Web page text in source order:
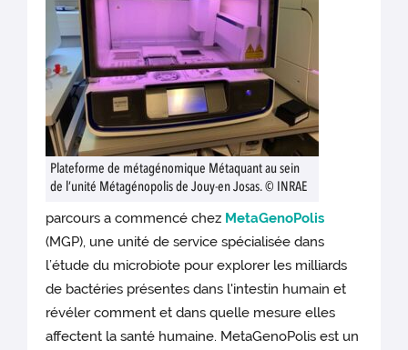
Plateforme de métagénomique Métaquant au sein
de l’unité Métagénopolis de Jouy-en Josas. © INRAE
parcours a commencé chez MetaGenoPolis
(MGP), une unité de service spécialisée dans
l’étude du microbiote pour explorer les milliards
de bactéries présentes dans l'intestin humain et
révéler comment et dans quelle mesure elles
affectent la santé humaine. MetaGenoPolis est un